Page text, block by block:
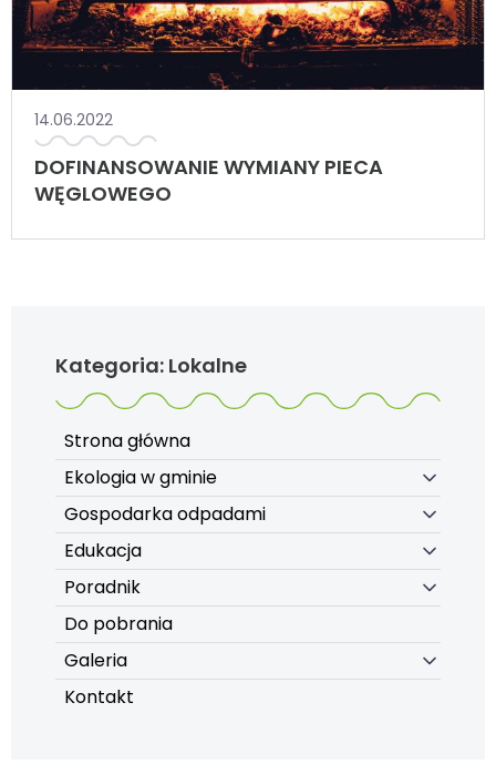
14.06.2022
DOFINANSOWANIE WYMIANY PIECA
WĘGLOWEGO
Kategoria: Lokalne
Strona główna
Ekologia w gminie
Gospodarka odpadami
Edukacja
Poradnik
Do pobrania
Galeria
Kontakt